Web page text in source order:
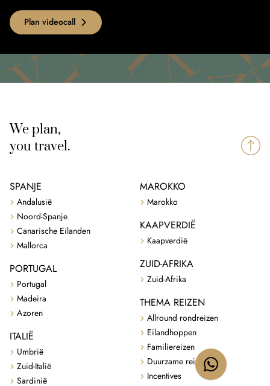
Plan videocall
We plan,
you travel.
SPANJE
Andalusië
Noord-Spanje
Canarische Eilanden
Mallorca
PORTUGAL
Portugal
Madeira
Azoren
ITALIË
Umbrië
Zuid-Italië
Sardinië
MAROKKO
Marokko
KAAPVERDIË
Kaapverdië
ZUID-AFRIKA
Zuid-Afrika
THEMA REIZEN
Allround rondreizen
Eilandhoppen
Familiereizen
Duurzame reizen
Incentives